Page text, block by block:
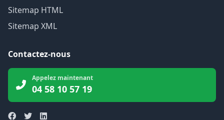
Sitemap HTML
Sitemap XML
Contactez-nous
Appelez maintenant
04 58 10 57 19